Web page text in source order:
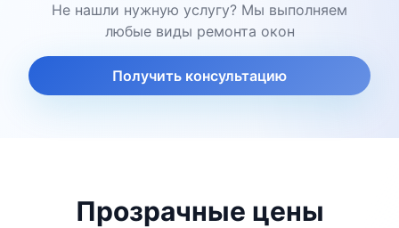
Не нашли нужную услугу? Мы выполняем
любые виды ремонта окон
Получить консультацию
Прозрачные цены